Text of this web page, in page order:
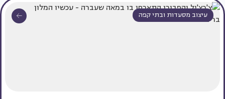
עיצוב מסעדות ובתי קפה